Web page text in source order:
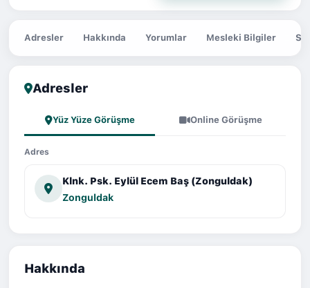
Adresler Hakkında Yorumlar Mesleki Bilgiler
Adresler
Yüz Yüze Görüşme Online Görüşme
Adres
Klnk. Psk. Eylül Ecem Baş (Zonguldak)
Zonguldak
Hakkında